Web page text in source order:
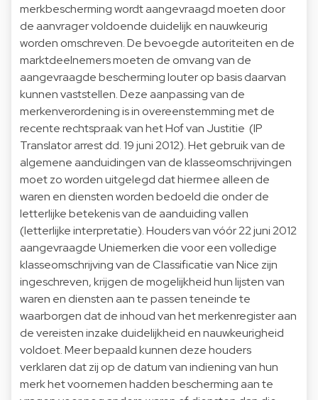
merkbescherming wordt aangevraagd moeten door
de aanvrager voldoende duidelijk en nauwkeurig
worden omschreven. De bevoegde autoriteiten en de
marktdeelnemers moeten de omvang van de
aangevraagde bescherming louter op basis daarvan
kunnen vaststellen. Deze aanpassing van de
merkenverordening is in overeenstemming met de
recente rechtspraak van het Hof van Justitie (IP
Translator arrest dd. 19 juni 2012). Het gebruik van de
algemene aanduidingen van de klasseomschrijvingen
moet zo worden uitgelegd dat hiermee alleen de
waren en diensten worden bedoeld die onder de
letterlijke betekenis van de aanduiding vallen
(letterlijke interpretatie). Houders van vóór 22 juni 2012
aangevraagde Uniemerken die voor een volledige
klasseomschrijving van de Classificatie van Nice zijn
ingeschreven, krijgen de mogelijkheid hun lijsten van
waren en diensten aan te passen teneinde te
waarborgen dat de inhoud van het merkenregister aan
de vereisten inzake duidelijkheid en nauwkeurigheid
voldoet. Meer bepaald kunnen deze houders
verklaren dat zij op de datum van indiening van hun
merk het voornemen hadden bescherming aan te